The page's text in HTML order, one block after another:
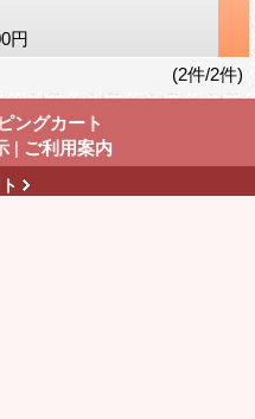
円
(2件/2件)
ングカート
| ご利用案内